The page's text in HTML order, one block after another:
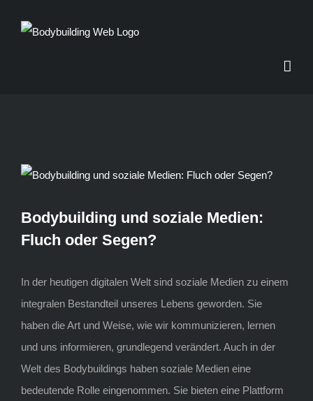
Inhalt
Zeige
Bild
Bodybuilding und soziale Medien:
Fluch oder Segen?
In der heutigen digitalen Welt sind soziale Medien zu einem
integralen Bestandteil unseres Lebens geworden. Sie
haben die Art und Weise, wie wir kommunizieren, lernen
und uns informieren, grundlegend verändert. Auch in der
Welt des Bodybuildings haben soziale Medien eine
bedeutende Rolle eingenommen. Sie bieten eine Plattform